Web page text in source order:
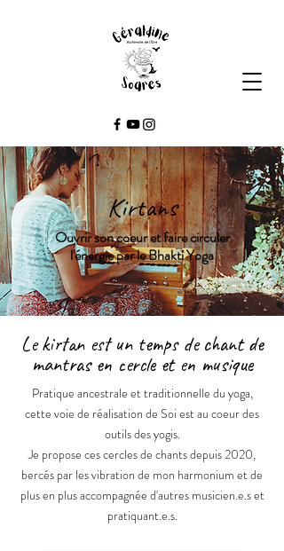
Kirtans
Ouvrir son coeur et faire circuler
l'énergie par le Bhakti Yoga
Le kirtan est un temps de chant de
mantras en cercle et en musique
Pratique ancestrale et traditionnelle du yoga,
cette voie de réalisation de Soi est au coeur des
outils des yogis.
Je propose ces cercles de chants depuis 2020,
bercés par les vibration de mon harmonium et de
plus en plus accompagnée d'autres musicien.e.s et
pratiquant.e.s.